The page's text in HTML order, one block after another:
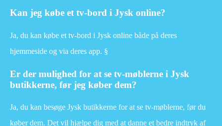
Kan jeg købe et tv-bord i Jysk online?
Ja, du kan købe et tv-bord i Jysk online både på deres
hjemmeside og via deres app. §
Er der mulighed for at se tv-møblerne i Jysk
butikkerne, før jeg køber dem?
Ja, du kan besøge Jysk butikkerne for at se tv-møblerne, før du
køber dem. Det vil hjælpe dig med at danne et bedre indtryk af